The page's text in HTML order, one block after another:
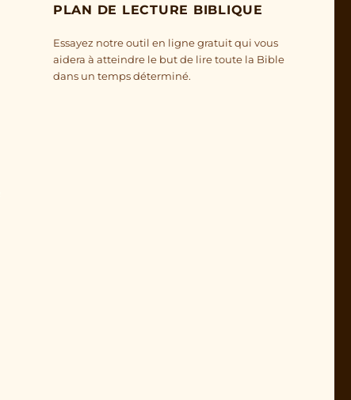
PLAN DE LECTURE BIBLIQUE
Essayez notre outil en ligne gratuit qui vous
aidera à atteindre le but de lire toute la Bible
dans un temps déterminé.